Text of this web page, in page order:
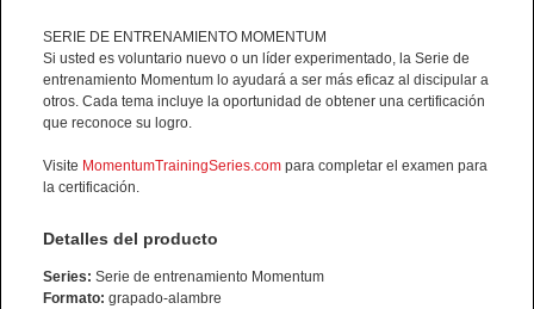
SERIE DE ENTRENAMIENTO MOMENTUM
Si usted es voluntario nuevo o un líder experimentado, la Serie de
entrenamiento Momentum lo ayudará a ser más eficaz al discipular a
otros. Cada tema incluye la oportunidad de obtener una certificación
que reconoce su logro.
Visite MomentumTrainingSeries.com para completar el examen para
la certificación.
Detalles del producto
Series: Serie de entrenamiento Momentum
Formato: grapado-alambre